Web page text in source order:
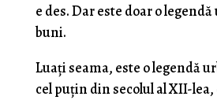
e des. Dar este doar o
buni.
Luați seama, este o legendă
cel puțin din secolul al XII-